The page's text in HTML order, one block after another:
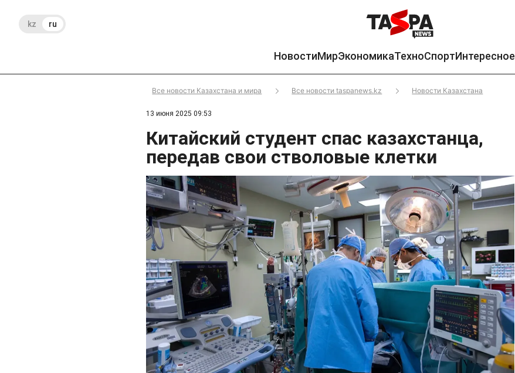
kz ru
НовостиМирЭкономикаТехноСпортИнтересное
Все новости Казахстана и мира Все новости taspanews.kz Новости Казахстана
13 июня 2025 09:53
Китайский студент спас казахстанца,
передав свои стволовые клетки